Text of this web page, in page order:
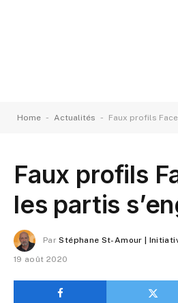
Home - Actualités - Faux profils
Faux profils
les partis
Par Stéphane St-Amour |
19 août 2020